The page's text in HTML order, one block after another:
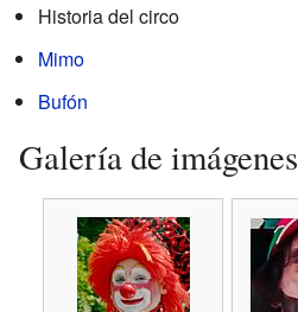
Historia del circo
Mimo
Bufón
Galería de imágenes